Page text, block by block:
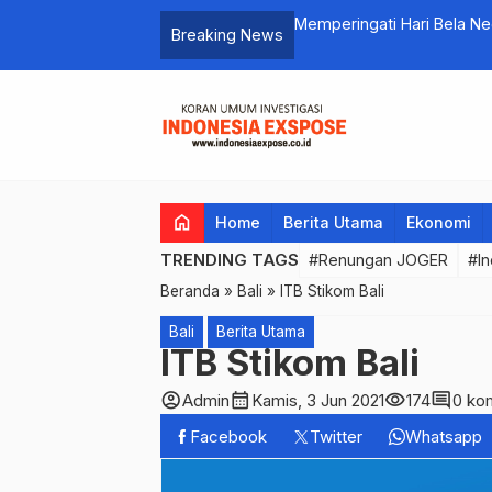
Breaking News
Memperingati Hari Bela Negara, Lanud I Gusti Ngurah Rai
home Home Berita Utama Ekonomi
TRENDING TAGS #Renungan JOGER
Beranda » Bali » ITB Stikom Bali
Bali Berita Utama
ITB Stikom Bali
account_circleAdmincalendar_month Kamis, 3 Jun 2021visibility174comment0
Facebook
Twitter Whatsapp